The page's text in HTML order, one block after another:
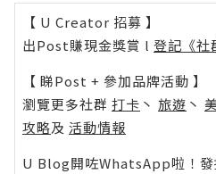
【 U Creator 招募 】
出Post賺現金獎賞 l 登記《社
【 睇Post + 參加品牌活動 】
瀏覽更多社群 打卡 丶 旅遊 丶
攻略及 活動情報
U Blog開咗WhatsApp啦！發